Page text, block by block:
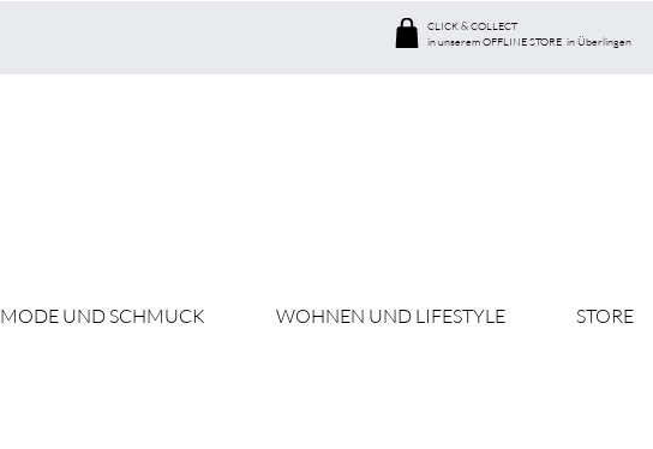
CLICK & COLLECT
in unserem OFFLINE STORE in Überlingen
MODE UND SCHMUCK WOHNEN UND LIFESTYLE STORE